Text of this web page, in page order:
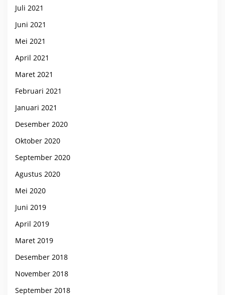
Juli 2021
Juni 2021
Mei 2021
April 2021
Maret 2021
Februari 2021
Januari 2021
Desember 2020
Oktober 2020
September 2020
Agustus 2020
Mei 2020
Juni 2019
April 2019
Maret 2019
Desember 2018
November 2018
September 2018